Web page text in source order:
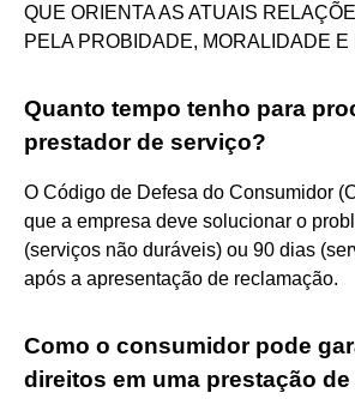
QUE ORIENTA AS ATUAIS
PELA PROBIDADE, MORALIDADE
Quanto tempo tenho para
prestador de serviço?
O Código de Defesa do Consumidor
que a empresa deve solucionar o
(serviços não duráveis) ou 90 dias
após a apresentação de reclamação.
Como o consumidor pode
direitos em uma prestação